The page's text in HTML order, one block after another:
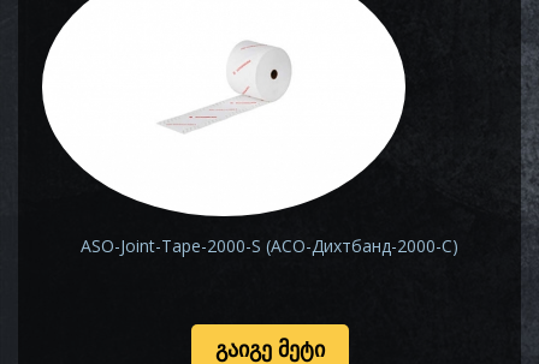
ASO-Joint-Tape-2000-S (АСО-Дихтбанд-2000-С)
ᲒᲐᲘᲒᲔ ᲛᲔᲢᲘ